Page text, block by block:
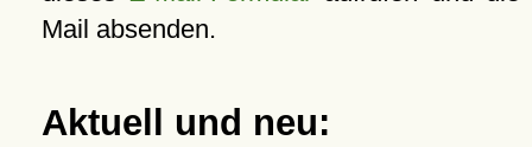
Mail absenden.
Aktuell und neu: